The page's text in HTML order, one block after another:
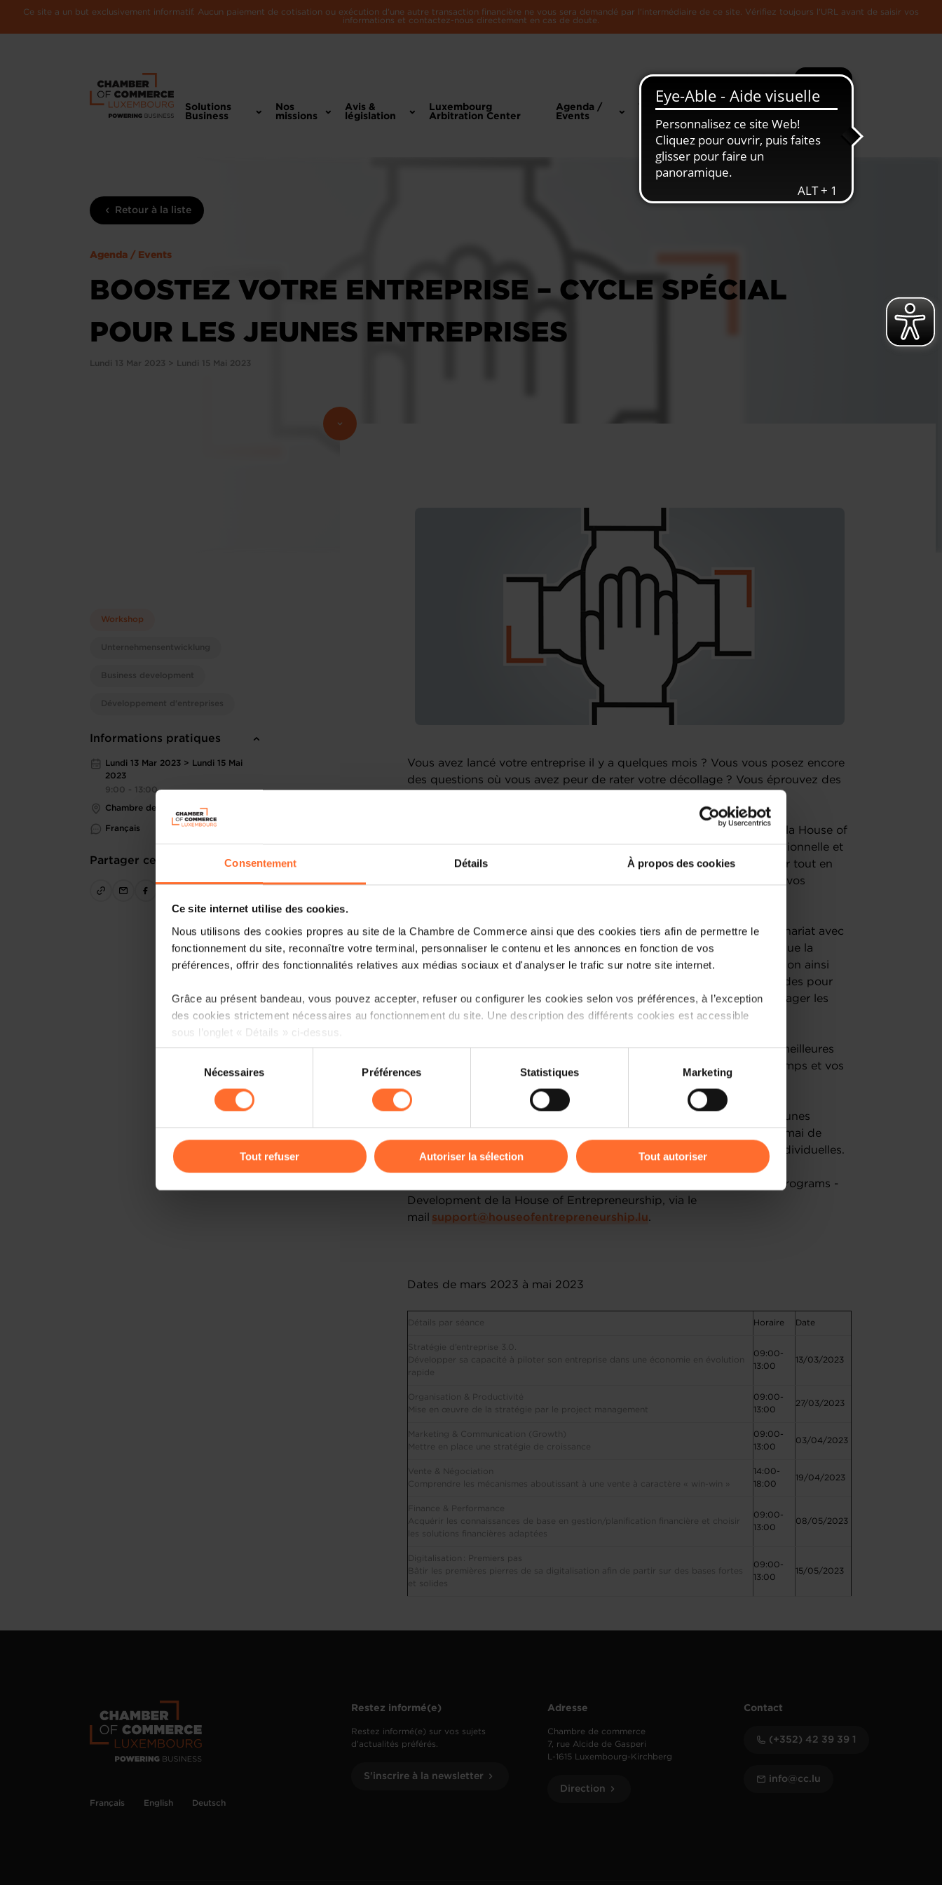
Consentement Détails À propos des cookies
Ce site internet utilise des cookies.
Nous utilisons des cookies propres au site de la Chambre de Commerce ainsi que des cookies tiers afin de permettre le
fonctionnement du site, reconnaître votre terminal, personnaliser le contenu et les annonces en fonction de vos
préférences, offrir des fonctionnalités relatives aux médias sociaux et d'analyser le trafic sur notre site internet.
Grâce au présent bandeau, vous pouvez accepter, refuser ou configurer les cookies selon vos préférences, à l’exception
des cookies strictement nécessaires au fonctionnement du site. Une description des différents cookies est accessible
sous l’onglet « Détails » ci-dessus.
Il est précisé que la navigation sur le site et certaines fonctionnalités (ex : lecture de vidéos, partage sur les réseaux
sociaux, sauvegarde des préférences de lecture vidéo, personnalisation de l’affichage du site) peuvent être affectées en
cas de refus de tous les cookies ou des cookies non nécessaires.
gauche de chaque page.
Charte d’usage des cookieset notrePolitique de protection des données
consentement
Nécessaires Préférences Statistiques Marketing
Tout refuser Autoriser la sélection Tout autoriser
Ce site a un but exclusivement informatif. Aucun paiement de cotisation ou exécution d'une autre transaction financière ne vous sera demandé par l'intermédiaire de ce site. Vérifiez toujours l'URL avant de saisir vos
informations et contactez-nous directement en cas de doute.
Recherche Plus
Solutions
Business
Nos
missions
Avis &
législation
Luxembourg
Arbitration Center
Agenda /
Events
Toute
L'Economie
Retour à la liste
Agenda / Events
BOOSTEZ VOTRE ENTREPRISE – CYCLE SPÉCIAL
POUR LES JEUNES ENTREPRISES
Lundi 13 Mar 2023 > Lundi 15 Mai 2023
Workshop
Unternehmensentwicklung
Business development
Développement d'entreprises
Informations pratiques
Lundi 13 Mar 2023 > Lundi 15 Mai
2023
9:00 - 13:00
Chambre de Commerce
Français
Partager cet article
Vous avez lancé votre entreprise il y a quelques mois ? Vous vous posez encore
des questions où vous avez peur de rater votre décollage ? Vous éprouvez des
Si vous souhaitez développer, optimiser ou redresser votre business, la House of
Entrepreneurship vous aide à faire le point sur votre situation professionnelle et
à déterminer les actions prioritaires à mettre en place pour progresser tout en
vous proposant un accompagnement sur mesure afin de concrétiser vos
Grâce à ces ateliers de coaching collectif gratuits, organisés en partenariat avec
la House of Training et abordant des thématiques essentielles telles que la
stratégie d’entreprise, le marketing et la communication, la digitalisation ainsi
que la vente et la négociation, vous pourrez bâtir des fondations solides pour
votre entreprise et échanger avec d’autres entrepreneurs afin de partager les
challenges auxquels vous faites face.
Les différents intervenants vous aideront à trouver vous-mêmes les meilleures
solutions, à partager des feedbacks tout en gérant au mieux votre temps et vos
Le prochain cycle de formation “Boostez votre entreprise – spécial jeunes
entreprises" démarrera le 13 mars 2023 et s'étalera jusqu’au mois de mai de
2023. Le coaching collectif est composé de sessions collectives et individuelles.
En cas d'intérêt, merci de contacter dès que possible l'équipe SME Programs -
Development de la House of Entrepreneurship, via le
mail support@houseofentrepreneurship.lu.
Dates de mars 2023 à mai 2023
Détails par séance Horaire Date
Stratégie d’entreprise 3.0.
Développer sa capacité à piloter son entreprise dans une économie en évolution
rapide
09:00-
13:00
13/03/2023
Organisation & Productivité
Mise en œuvre de la stratégie par le project management
09:00-
13:00
27/03/2023
Marketing & Communication (Growth)
Mettre en place une stratégie de croissance
09:00-
13:00
03/04/2023
Vente & Négociation
Comprendre les mécanismes aboutissant à une vente à caractère « win-win »
14:00-
18:00
19/04/2023
Finance & Performance
Acquérir les connaissances de base en gestion/planification financière et choisir
les solutions financières adaptées
09:00-
13:00
08/05/2023
Digitalisation : Premiers pas
Bâtir les premières pierres de sa digitalisation afin de partir sur des bases fortes
et solides
09:00-
13:00
15/05/2023
Français English Deutsch
Restez informé(e)
Restez informé(e) sur vos sujets
d’actualités préférés.
S'inscrire à la newsletter
Adresse
Chambre de commerce
7, rue Alcide de Gasperi
L-1615 Luxembourg-Kirchberg
Direction
Contact
(+352) 42 39 39 1
info@cc.lu